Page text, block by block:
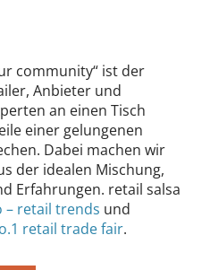
community“ ist der
Anbieter und
an einen Tisch
einer gelungenen
Dabei machen wir
der idealen Mischung,
Erfahrungen. retail salsa
– retail trends und
retail trade fair.